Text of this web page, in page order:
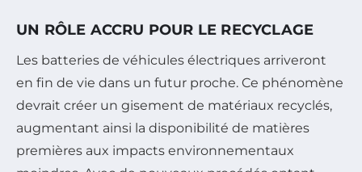
UN RÔLE ACCRU POUR LE RECYCLAGE
Les batteries de véhicules électriques arriveront
en fin de vie dans un futur proche. Ce phénomène
devrait créer un gisement de matériaux recyclés,
augmentant ainsi la disponibilité de matières
premières aux impacts environnementaux